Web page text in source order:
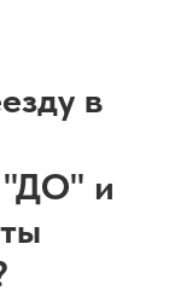
в
"ДО" и